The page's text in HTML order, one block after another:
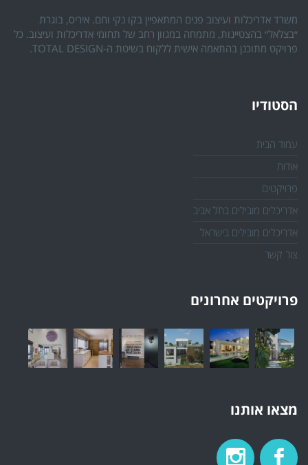
משרד אדריכלות ועיצוב פנים המתאפיין בקו נקי וחם. איריס, בוגרת
״בצלאל״ בהצטיינות, מתמחה במגוון רחב של תחומי אדריכלות ועיצוב. כל
פרויקט מתוכנן בהתאמה אישית ללקוח בשיטת ה-TOTAL DESIGN.
הסטודיו
עמוד הבית
אודות
פרויקטים
אדריכלים מובילים בתל אביב
אדריכלים מובילים בישראל
צור קשר
פרויקטים אחרונים
מצאו אותנו